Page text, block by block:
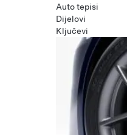
Auto tepisi
Dijelovi
Ključevi